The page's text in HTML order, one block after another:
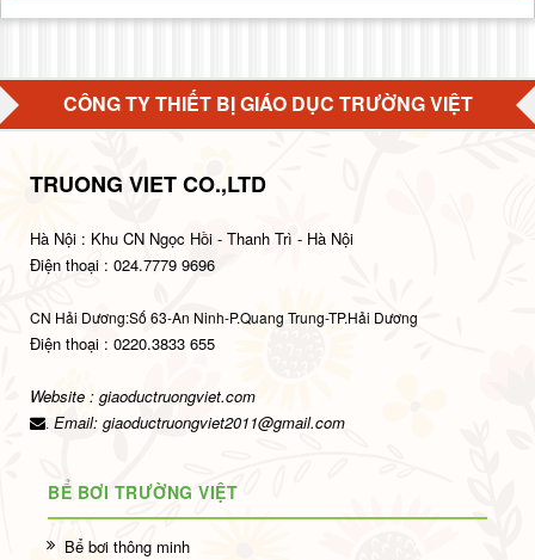
CÔNG TY THIẾT BỊ GIÁO DỤC TRƯỜNG VIỆT
TRUONG VIET CO.,LTD
Hà Nội : Khu CN Ngọc Hồi - Thanh Trì - Hà Nội
Điện thoại : 024.7779 9696
CN Hải Dương:Số 63-An Ninh-P.Quang Trung-TP.Hải Dương
Điện thoại : 0220.3833 655
Website : giaoductruongviet.com
Email: giaoductruongviet2011@gmail.com
BỂ BƠI TRƯỜNG VIỆT
Bể bơi thông minh